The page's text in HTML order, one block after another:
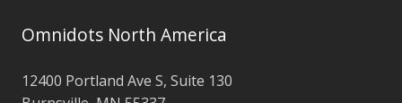
Omnidots North America
12400 Portland Ave S, Suite 130